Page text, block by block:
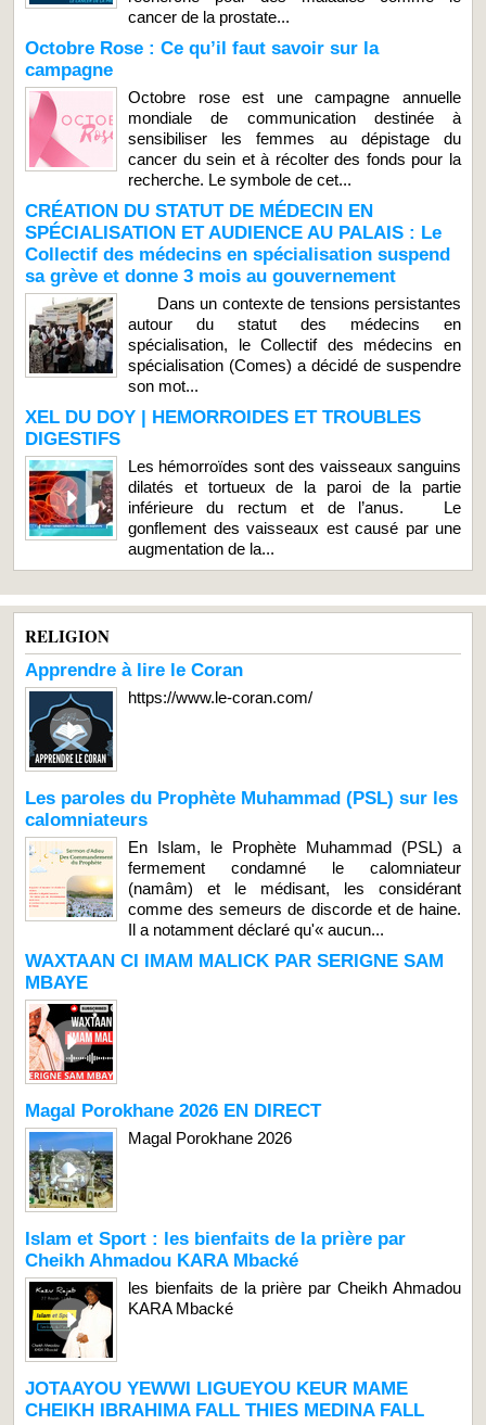
cancer de la prostate...
Octobre Rose : Ce qu’il faut savoir sur la
campagne
Octobre rose est une campagne annuelle
mondiale de communication destinée à
sensibiliser les femmes au dépistage du
cancer du sein et à récolter des fonds pour la
recherche. Le symbole de cet...
CRÉATION DU STATUT DE MÉDECIN EN
SPÉCIALISATION ET AUDIENCE AU PALAIS : Le
Collectif des médecins en spécialisation suspend
sa grève et donne 3 mois au gouvernement
Dans un contexte de tensions persistantes
autour du statut des médecins en
spécialisation, le Collectif des médecins en
spécialisation (Comes) a décidé de suspendre
son mot...
XEL DU DOY | HEMORROIDES ET TROUBLES
DIGESTIFS
Les hémorroïdes sont des vaisseaux sanguins
dilatés et tortueux de la paroi de la partie
inférieure du rectum et de l’anus. Le
gonflement des vaisseaux est causé par une
augmentation de la...
RELIGION
Apprendre à lire le Coran
https://www.le-coran.com/
Les paroles du Prophète Muhammad (PSL) sur les
calomniateurs
En Islam, le Prophète Muhammad (PSL) a
fermement condamné le calomniateur
(namâm) et le médisant, les considérant
comme des semeurs de discorde et de haine.
Il a notamment déclaré qu'« aucun...
WAXTAAN CI IMAM MALICK PAR SERIGNE SAM
MBAYE
Magal Porokhane 2026 EN DIRECT
Magal Porokhane 2026
Islam et Sport : les bienfaits de la prière par
Cheikh Ahmadou KARA Mbacké
les bienfaits de la prière par Cheikh Ahmadou
KARA Mbacké
JOTAAYOU YEWWI LIGUEYOU KEUR MAME
CHEIKH IBRAHIMA FALL THIES MEDINA FALL